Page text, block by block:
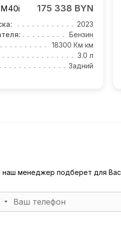
M40i 175 338 BYN
2023
Бензин
18300 Км км
3.0 л
Задний
менеджер подберет для